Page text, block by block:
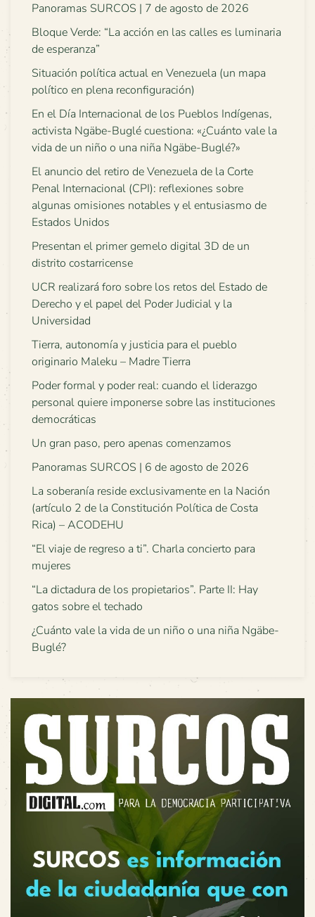
Panoramas SURCOS | 7 de agosto de 2026
Bloque Verde: “La acción en las calles es luminaria
de esperanza”
Situación política actual en Venezuela (un mapa
político en plena reconfiguración)
En el Día Internacional de los Pueblos Indígenas,
activista Ngäbe-Buglé cuestiona: «¿Cuánto vale la
vida de un niño o una niña Ngäbe-Buglé?»
El anuncio del retiro de Venezuela de la Corte
Penal Internacional (CPI): reflexiones sobre
algunas omisiones notables y el entusiasmo de
Estados Unidos
Presentan el primer gemelo digital 3D de un
distrito costarricense
UCR realizará foro sobre los retos del Estado de
Derecho y el papel del Poder Judicial y la
Universidad
Tierra, autonomía y justicia para el pueblo
originario Maleku – Madre Tierra
Poder formal y poder real: cuando el liderazgo
personal quiere imponerse sobre las instituciones
democráticas
Un gran paso, pero apenas comenzamos
Panoramas SURCOS | 6 de agosto de 2026
La soberanía reside exclusivamente en la Nación
(artículo 2 de la Constitución Política de Costa
Rica) – ACODEHU
“El viaje de regreso a ti”. Charla concierto para
mujeres
“La dictadura de los propietarios”. Parte II: Hay
gatos sobre el techado
¿Cuánto vale la vida de un niño o una niña Ngäbe-
Buglé?